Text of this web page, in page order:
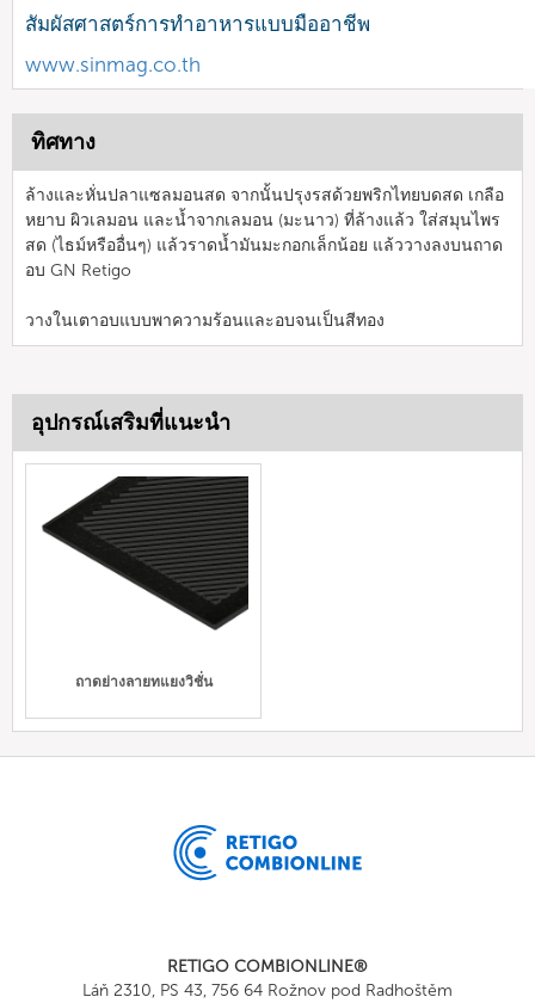
สัมผัสศาสตร์การทำอาหารแบบมืออาชีพ
www.sinmag.co.th
ทิศทาง
ล้างและหั่นปลาแซลมอนสด จากนั้นปรุงรสด้วยพริกไทยบดสด เกลือ
หยาบ ผิวเลมอน และน้ำจากเลมอน (มะนาว) ที่ล้างแล้ว ใส่สมุนไพร
สด (ไธม์หรืออื่นๆ) แล้วราดน้ำมันมะกอกเล็กน้อย แล้ววางลงบนถาด
อบ GN Retigo
วางในเตาอบแบบพาความร้อนและอบจนเป็นสีทอง
อุปกรณ์เสริมที่แนะนำ
ถาดย่างลายทแยงวิชั่น
RETIGO COMBIONLINE®
Láň 2310, PS 43, 756 64 Rožnov pod Radhoštěm